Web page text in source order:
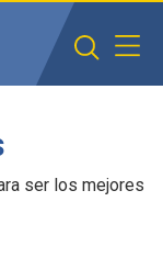
ser los mejores